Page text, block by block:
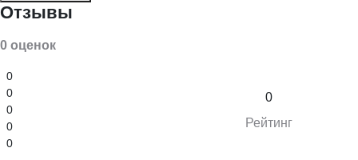
Отзывы
0 оценок
0
0
0
0
0
0
Рейтинг